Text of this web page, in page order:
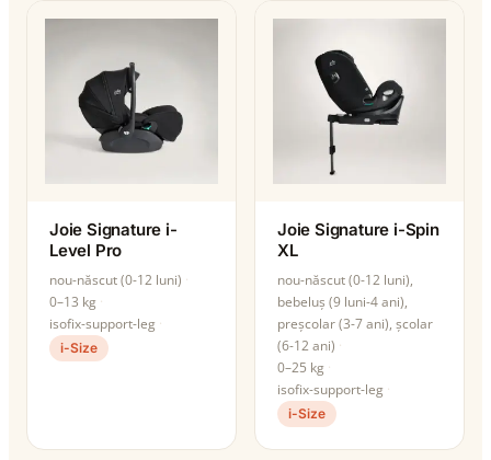
Joie Signature i-
Level Pro
nou-născut (0-12 luni)
0–13 kg
isofix-support-leg
i-Size
Joie Signature i-Spin
XL
nou-născut (0-12 luni),
bebeluș (9 luni-4 ani),
preșcolar (3-7 ani), școlar
(6-12 ani)
0–25 kg
isofix-support-leg
i-Size